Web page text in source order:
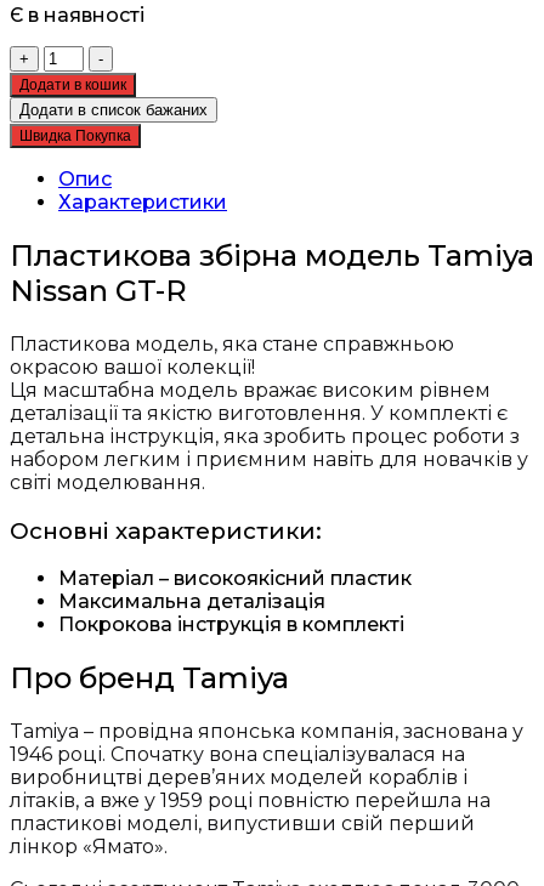
Є в наявності
+
Збірна
модель
Tamiya
-
автомобіль
1:24
Nissan
GT-
24300
кількість
-
Додати в кошик
Додати в список бажаних
Швидка Покупка
Опис
Характеристики
Пластикова збірна модель Tamiya
Nissan GT-R
Пластикова модель, яка стане справжньою
окрасою вашої колекції!
Ця масштабна модель вражає високим рівнем
деталізації та якістю виготовлення. У комплекті є
детальна інструкція, яка зробить процес роботи з
набором легким і приємним навіть для новачків у
світі моделювання.
Основні характеристики:
Матеріал – високоякісний пластик
Максимальна деталізація
Покрокова інструкція в комплекті
Про бренд Tamiya
Tamiya – провідна японська компанія, заснована у
1946 році. Спочатку вона спеціалізувалася на
виробництві дерев’яних моделей кораблів і
літаків, а вже у 1959 році повністю перейшла на
пластикові моделі, випустивши свій перший
лінкор «Ямато».